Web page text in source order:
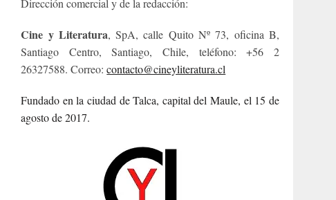
Dirección comercial y de la redacción:
Cine y Literatura, SpA, calle Quito Nº 73, oficina B,
Santiago Centro, Santiago, Chile, teléfono: +56 2
26327588. Correo:contacto@cineyliteratura.cl
Fundado en la ciudad de Talca, capital del Maule, el 15 de
agosto de 2017.